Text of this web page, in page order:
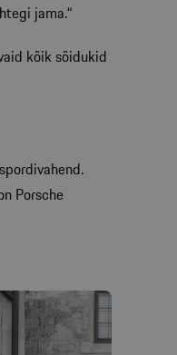
jama.“
kõik sõidukid
Porsche